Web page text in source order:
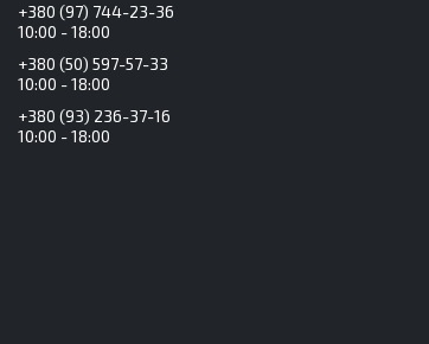
+380 (97) 744-23-36
10:00 - 18:00
+380 (50) 597-57-33
10:00 - 18:00
+380 (93) 236-37-16
10:00 - 18:00